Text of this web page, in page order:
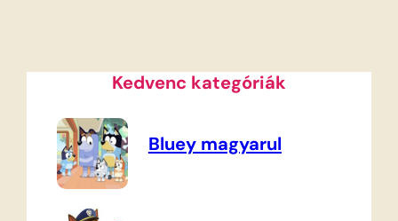
Kedvenc kategóriák
Bluey magyarul